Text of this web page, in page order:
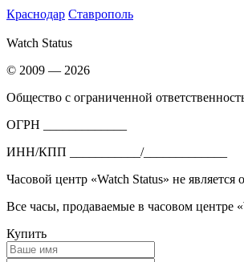
Краснодар Ставрополь
Watch Status
© 2009 — 2026
Общество с ограниченной
ОГРН _____________
ИНН/КПП ___________/_____________
Часовой центр «Watch Status» не
Все часы, продаваемые в часовом центре
Купить